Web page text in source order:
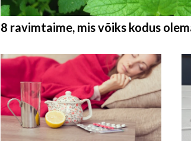
8 ravimtaime, mis võiks kodus